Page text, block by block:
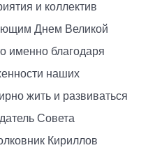
и коллектив
Днем Великой
именно благодаря
наших
жить и развиваться
Совета
Кириллов